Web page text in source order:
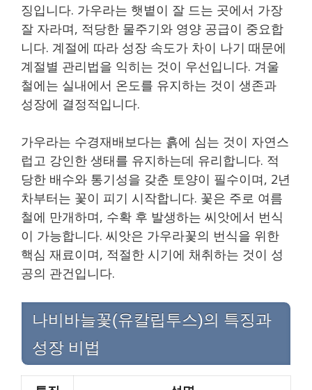
징입니다. 가우라는 햇볕이 잘 드는 곳에서 가장
잘 자라며, 적당한 물주기와 영양 공급이 중요합
니다. 계절에 따라 성장 속도가 차이 나기 때문에
계절별 관리법을 익히는 것이 우선입니다. 겨울
철에는 실내에서 온도를 유지하는 것이 생존과
성장에 결정적입니다.
가우라는 수경재배보다는 흙에 심는 것이 자연스
럽고 강인한 생태를 유지하는데 유리합니다. 적
당한 배수와 통기성을 갖춘 토양이 필수이며, 2년
차부터는 꽃이 피기 시작합니다. 꽃은 주로 여름
철에 만개하며, 수확 후 발생하는 씨앗에서 번식
이 가능합니다. 씨앗은 가우라꽃의 번식을 위한
핵심 재료이며, 적절한 시기에 채취하는 것이 성
공의 관건입니다.
나비바늘꽃(유칼립투스)의 특징과
성장 비법